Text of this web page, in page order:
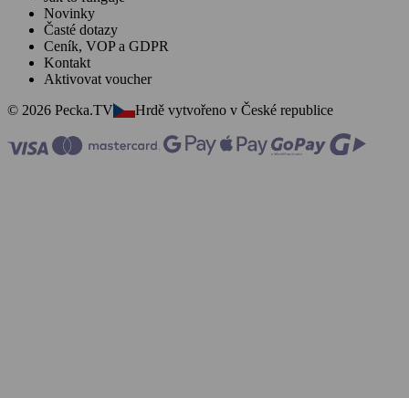
Novinky
Časté dotazy
Ceník, VOP a GDPR
Kontakt
Aktivovat voucher
© 2026 Pecka.TV
Hrdě vytvořeno v České republice